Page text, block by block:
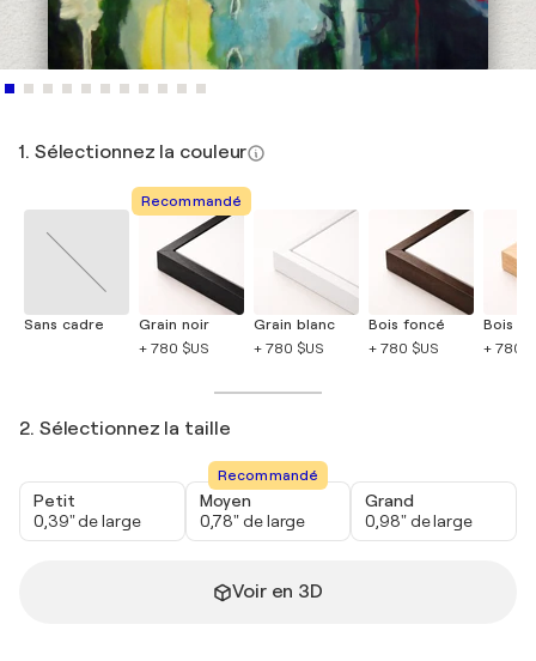
1. Sélectionnez la couleur
Sans cadre
Recommandé
Grain noir
+ 780 $US
Grain blanc
+ 780 $US
Bois foncé
+ 780 $US
Bois
+ 780
2. Sélectionnez la taille
Petit
0,39" de large
Recommandé
Moyen
0,78" de large
Grand
0,98" de large
Voir en 3D